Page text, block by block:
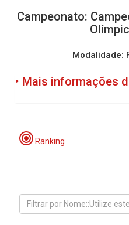
Campeonato:
Modalidade:
‣ Mais informações
Período de Incrições:
Ranking